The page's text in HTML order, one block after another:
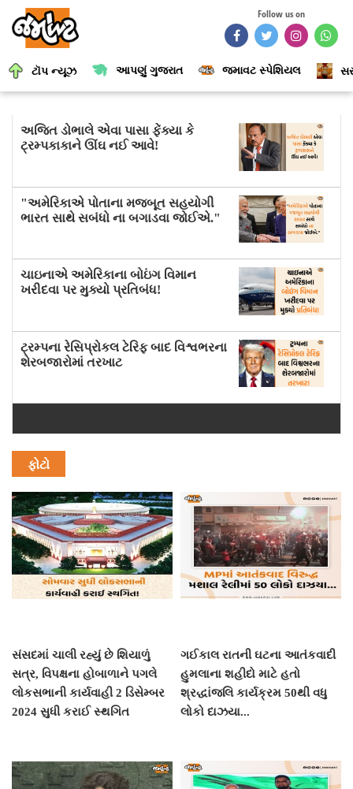
Follow us on
ટૉપ ન્યૂઝ આપણું ગુજરાત જમાવટ સ્પેશિયલ
અજિત ડોભાલે એવા પાસા ફેંક્યા કે
ટ્રમ્પકાકાને ઊંઘ નઈ આવે!
"અમેરિકાએ પોતાના મજબૂત સહયોગી
ભારત સાથે સબંધો ના બગાડવા જોઈએ."
ચાઇનાએ અમેરિકાના બોઇંગ વિમાન
ખરીદવા પર મુક્યો પ્રતિબંધ!
ટ્રમ્પના રેસિપ્રોકલ ટેરિફ બાદ વિશ્વભરના
શેરબજારોમાં તરખાટ
ફોટો
સંસદમાં ચાલી રહ્યું છે શિયાળું
સત્ર, વિપક્ષના હોબાળાને પગલે
લોકસભાની કાર્યવાહી 2 ડિસેમ્બર
2024 સુધી કરાઈ સ્થગિત
ગઈકાલ રાતની ઘટના આતંકવાદી
હુમલાના શહીદો માટે હતો
શ્રદ્ધાંજલિ કાર્યક્રમ 50થી વધુ
લોકો દાઝયા...